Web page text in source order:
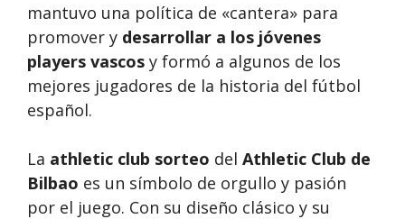
mantuvo una política de «cantera» para
promover y desarrollar a los jóvenes
players vascos y formó a algunos de los
mejores jugadores de la historia del fútbol
español.
La athletic club sorteo del Athletic Club de
Bilbao es un símbolo de orgullo y pasión
por el juego. Con su diseño clásico y su